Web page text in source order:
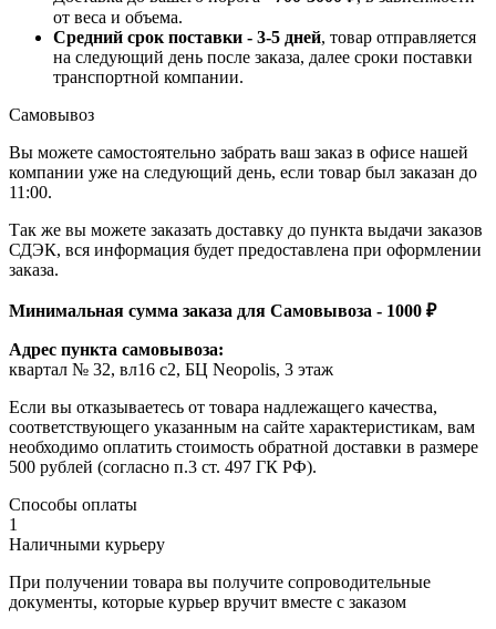
от веса и объема.
Средний срок поставки - 3-5 дней, товар отправляется
на следующий день после заказа, далее сроки поставки
транспортной компании.
Самовывоз
Вы можете самостоятельно забрать ваш заказ в офисе нашей
компании уже на следующий день, если товар был заказан до
11:00.
Так же вы можете заказать доставку до пункта выдачи заказов
СДЭК, вся информация будет предоставлена при оформлении
заказа.
Минимальная сумма заказа для Самовывоза - 1000 ₽
Адрес пункта самовывоза:
квартал № 32, вл16 с2, БЦ Neopolis, 3 этаж
Если вы отказываетесь от товара надлежащего качества,
соответствующего указанным на сайте характеристикам, вам
необходимо оплатить стоимость обратной доставки в размере
500 рублей (согласно п.3 ст. 497 ГК РФ).
Способы оплаты
1
Наличными курьеру
При получении товара вы получите сопроводительные
документы, которые курьер вручит вместе с заказом